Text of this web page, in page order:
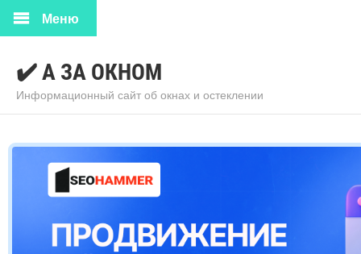
✔️ А ЗА ОКНОМ
Информационный сайт об окнах и остеклении
Меню